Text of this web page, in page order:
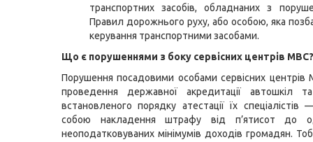
транспортних засобів, обладнаних з
Правил дорожнього руху, або особою, яка
керування транспортними засобами.
Що є порушеннями з боку сервісних центрів МВС?
Порушення посадовими особами сервісних
проведення державної акредитації автошкіл
встановленого порядку атестації їх спеціалістів
собою накладення штрафу від п’ятисот до
неоподатковуваних мінімумів доходів громадян.